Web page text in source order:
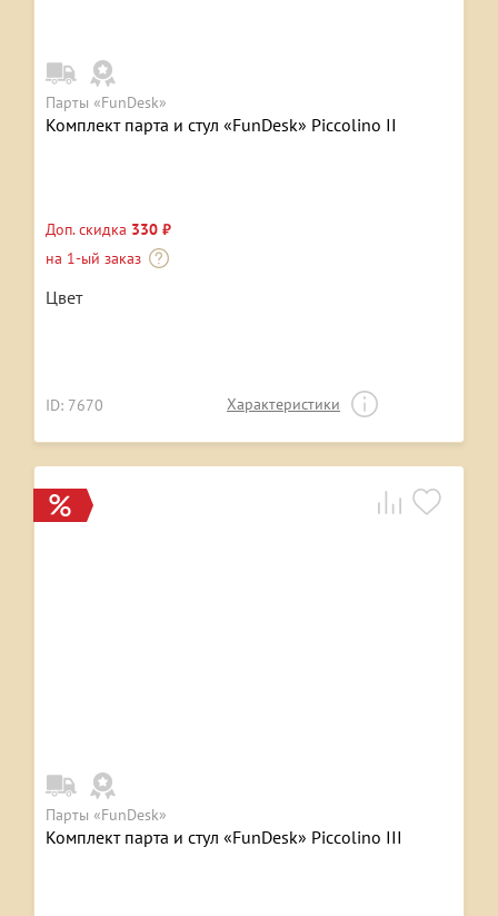
Парты «FunDesk»
Комплект парта и стул «FunDesk» Piccolino II
Доп. скидка 330 ₽
на 1-ый заказ
Цвет
ID: 7670 Характеристики
Парты «FunDesk»
Комплект парта и стул «FunDesk» Piccolino III